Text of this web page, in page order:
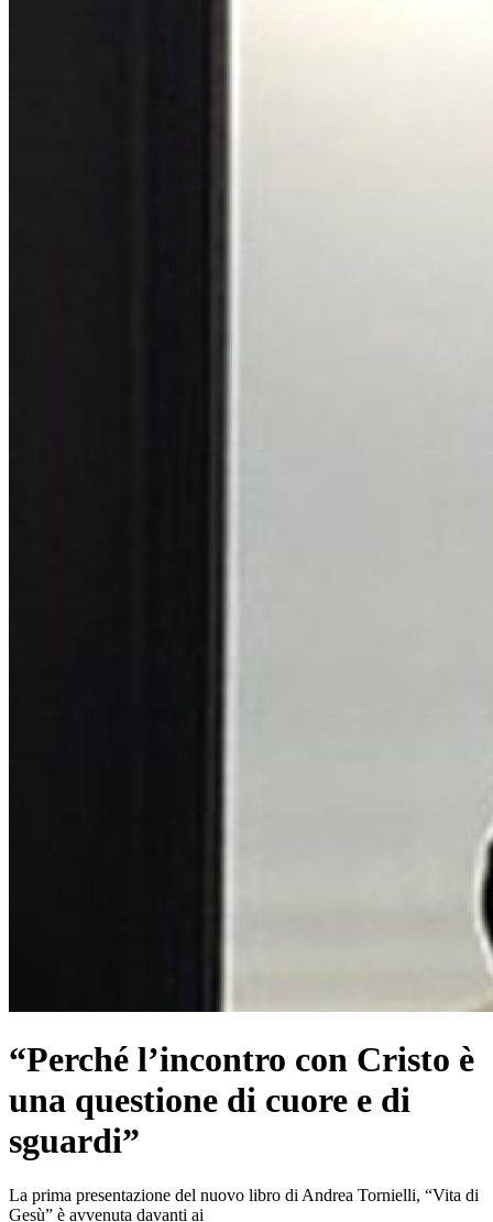
“Perché l’incontro con Cristo è
una questione di cuore e di
sguardi”
La prima presentazione del nuovo libro di Andrea Tornielli, “Vita di
Gesù” è avvenuta davanti ai